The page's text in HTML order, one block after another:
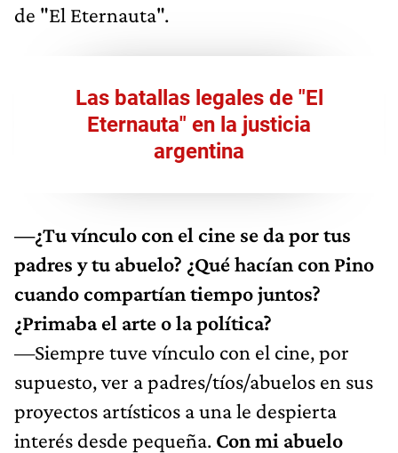
de "El Eternauta".
Las batallas legales de "El
Eternauta" en la justicia
argentina
—¿Tu vínculo con el cine se da por tus
padres y tu abuelo? ¿Qué hacían con Pino
cuando compartían tiempo juntos?
¿Primaba el arte o la política?
—Siempre tuve vínculo con el cine, por
supuesto, ver a padres/tíos/abuelos en sus
proyectos artísticos a una le despierta
interés desde pequeña. Con mi abuelo